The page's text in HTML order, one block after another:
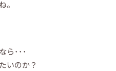
。
ら･･･
いのか？